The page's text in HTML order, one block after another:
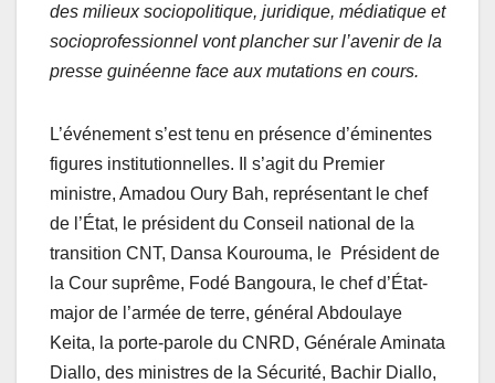
des milieux sociopolitique, juridique, médiatique et
socioprofessionnel vont plancher sur l’avenir de la
presse guinéenne face aux mutations en cours.
L’événement s’est tenu en présence d’éminentes
figures institutionnelles. Il s’agit du Premier
ministre, Amadou Oury Bah, représentant le chef
de l’État, le président du Conseil national de la
transition CNT, Dansa Kourouma, le Président de
la Cour suprême, Fodé Bangoura, le chef d’État-
major de l’armée de terre, général Abdoulaye
Keita, la porte-parole du CNRD, Générale Aminata
Diallo, des ministres de la Sécurité, Bachir Diallo,